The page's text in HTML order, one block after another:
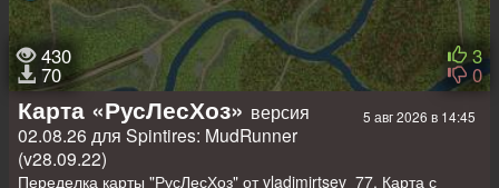
430
70
3
0
5 авг 2026 в 14:45
Карта «РусЛесХоз» версия
02.08.26 для Spintires: MudRunner
(v28.09.22)
Переделка карты "РусЛесХоз" от vladimirtsev_77. Карта с